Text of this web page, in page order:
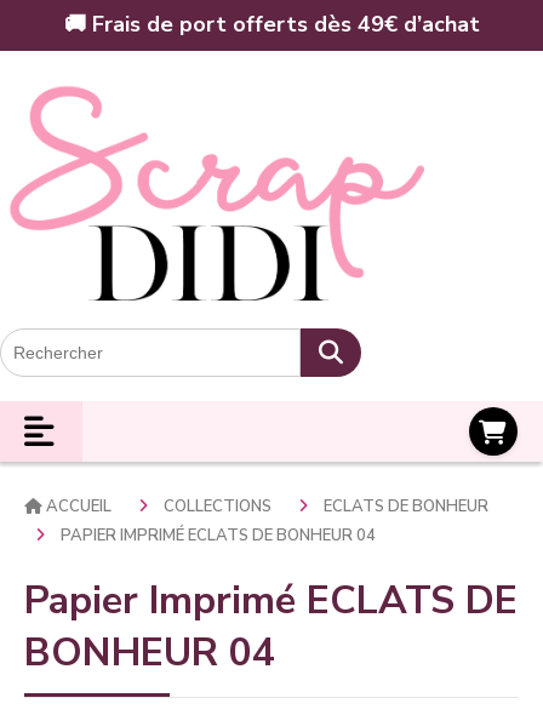
🚚 Frais de port offerts dès 49€ d’achat
ACCUEIL COLLECTIONS
ECLATS DE BONHEUR
PAPIER IMPRIMÉ ECLATS DE BONHEUR 04
Papier Imprimé ECLATS DE
BONHEUR 04